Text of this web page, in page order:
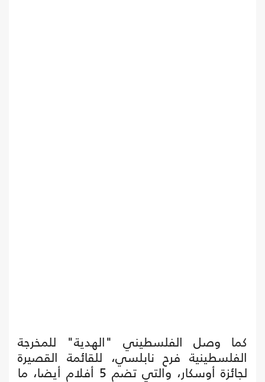
كما وصل الفلسطيني "الهدية" للمخرجة
الفلسطينية فرح نابلسي، للقائمة القصيرة
لجائزة أوسكار، والتي تضم 5 أفلام أيضا، ما